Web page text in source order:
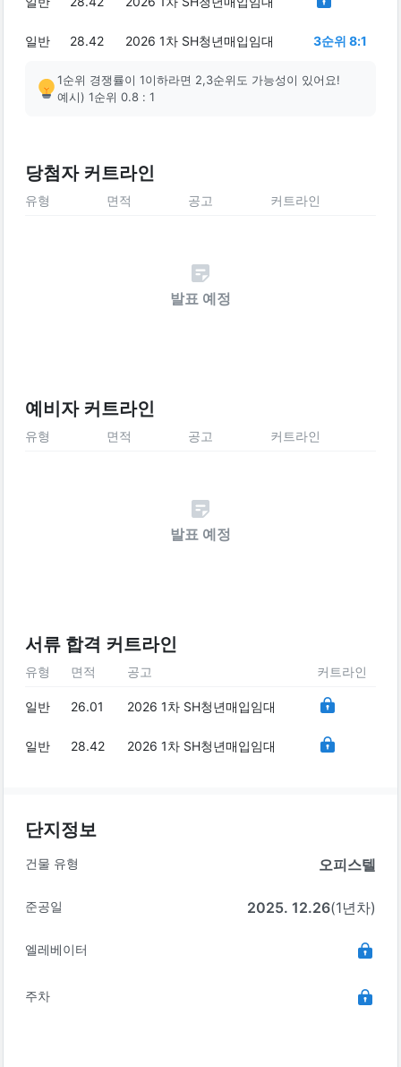
일반 28.42 2026 1차 SH청년매입임대 3순위 8:1
1순위 경쟁률이 1이하라면 2,3순위도 가능성이 있어요!
예시) 1순위 0.8 : 1
당첨자 커트라인
유형 면적 공고 커트라인
발표 예정
예비자 커트라인
유형 면적 공고 커트라인
발표 예정
서류 합격 커트라인
유형 면적 공고 커트라인
일반 26.01 2026 1차 SH청년매입임대
일반 28.42 2026 1차 SH청년매입임대
단지정보
건물 유형 오피스텔
준공일 2025. 12.26(1년차)
엘레베이터
주차